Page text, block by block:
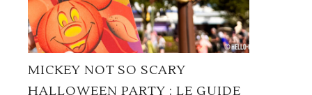
MICKEY NOT SO SCARY
HALLOWEEN PARTY : LE GUIDE